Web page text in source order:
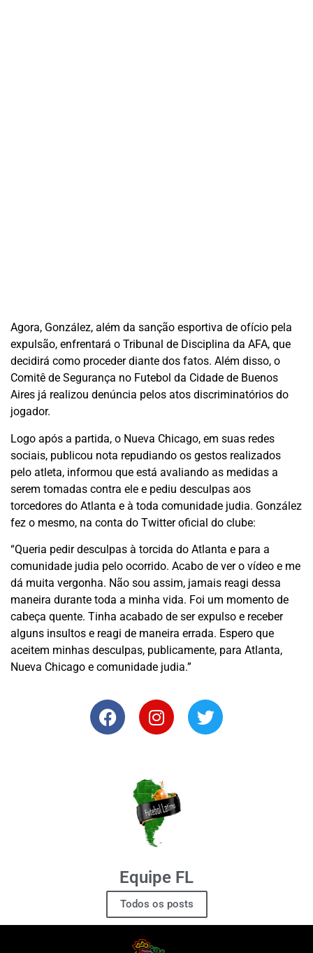
Agora, González, além da sanção esportiva de ofício pela
expulsão, enfrentará o Tribunal de Disciplina da AFA, que
decidirá como proceder diante dos fatos. Além disso, o
Comitê de Segurança no Futebol da Cidade de Buenos
Aires já realizou denúncia pelos atos discriminatórios do
jogador.
Logo após a partida, o Nueva Chicago, em suas redes
sociais, publicou nota repudiando os gestos realizados
pelo atleta, informou que está avaliando as medidas a
serem tomadas contra ele e pediu desculpas aos
torcedores do Atlanta e à toda comunidade judia. González
fez o mesmo, na conta do Twitter oficial do clube:
“Queria pedir desculpas à torcida do Atlanta e para a
comunidade judia pelo ocorrido. Acabo de ver o vídeo e me
dá muita vergonha. Não sou assim, jamais reagi dessa
maneira durante toda a minha vida. Foi um momento de
cabeça quente. Tinha acabado de ser expulso e receber
alguns insultos e reagi de maneira errada. Espero que
aceitem minhas desculpas, publicamente, para Atlanta,
Nueva Chicago e comunidade judia.”
Equipe FL
Todos os posts